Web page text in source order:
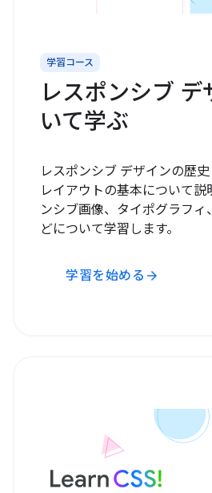
学習コース
レスポンシブ デ
いて学ぶ
レスポンシブ デザインの歴
レイアウトの基本について説
ンシブ画像、タイポグラフィ
どについて学習します。
学習を始める arrow_forward